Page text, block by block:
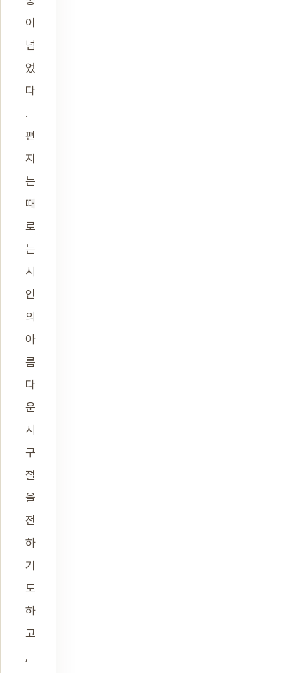
이
넘
었
다
.
편
지
는
때
로
는
시
인
의
아
름
다
운
시
구
절
을
전
하
기
도
하
고
,